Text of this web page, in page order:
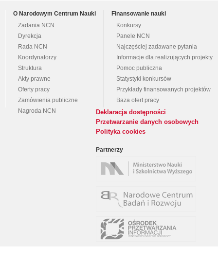
O Narodowym Centrum Nauki
Zadania NCN
Dyrekcja
Rada NCN
Koordynatorzy
Struktura
Akty prawne
Oferty pracy
Zamówienia publiczne
Nagroda NCN
Finansowanie nauki
Konkursy
Panele NCN
Najczęściej zadawane pytania
Informacje dla realizujących projekty
Pomoc publiczna
Statystyki konkursów
Przykłady finansowanych projektów
Baza ofert pracy
Deklaracja dostępności
Przetwarzanie danych osobowych
Polityka cookies
Partnerzy